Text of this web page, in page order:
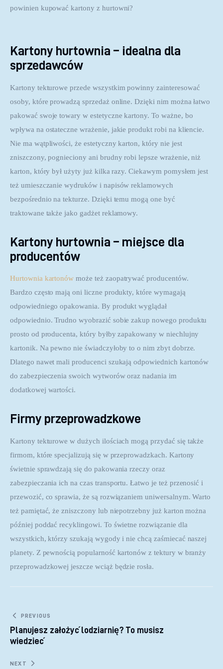
powinien kupować kartony z hurtowni?
Kartony hurtownia – idealna dla
sprzedawców
Kartony tekturowe przede wszystkim powinny zainteresować
osoby, które prowadzą sprzedaż online. Dzięki nim można łatwo
pakować swoje towary w estetyczne kartony. To ważne, bo
wpływa na ostateczne wrażenie, jakie produkt robi na kliencie.
Nie ma wątpliwości, że estetyczny karton, który nie jest
zniszczony, pognieciony ani brudny robi lepsze wrażenie, niż
karton, który był użyty już kilka razy. Ciekawym pomysłem jest
też umieszczanie wydruków i napisów reklamowych
bezpośrednio na tekturze. Dzięki temu mogą one być
traktowane także jako gadżet reklamowy.
Kartony hurtownia – miejsce dla
producentów
Hurtownia kartonów może też zaopatrywać producentów.
Bardzo często mają oni liczne produkty, które wymagają
odpowiedniego opakowania. By produkt wyglądał
odpowiednio. Trudno wyobrazić sobie zakup nowego produktu
prosto od producenta, który byłby zapakowany w niechlujny
kartonik. Na pewno nie świadczyłoby to o nim zbyt dobrze.
Dlatego nawet mali producenci szukają odpowiednich kartonów
do zabezpieczenia swoich wytworów oraz nadania im
dodatkowej wartości.
Firmy przeprowadzkowe
Kartony tekturowe w dużych ilościach mogą przydać się także
firmom, które specjalizują się w przeprowadzkach. Kartony
świetnie sprawdzają się do pakowania rzeczy oraz
zabezpieczania ich na czas transportu. Łatwo je też przenosić i
przewozić, co sprawia, że są rozwiązaniem uniwersalnym. Warto
też pamiętać, że zniszczony lub niepotrzebny już karton można
później poddać recyklingowi. To świetne rozwiązanie dla
wszystkich, którzy szukają wygody i nie chcą zaśmiecać naszej
planety. Z pewnością popularność kartonów z tektury w branży
przeprowadzkowej jeszcze wciąż będzie rosła.
Nawigacja wpisu
PREVIOUS
Planujesz założyć lodziarnię? To musisz
wiedzieć
NEXT